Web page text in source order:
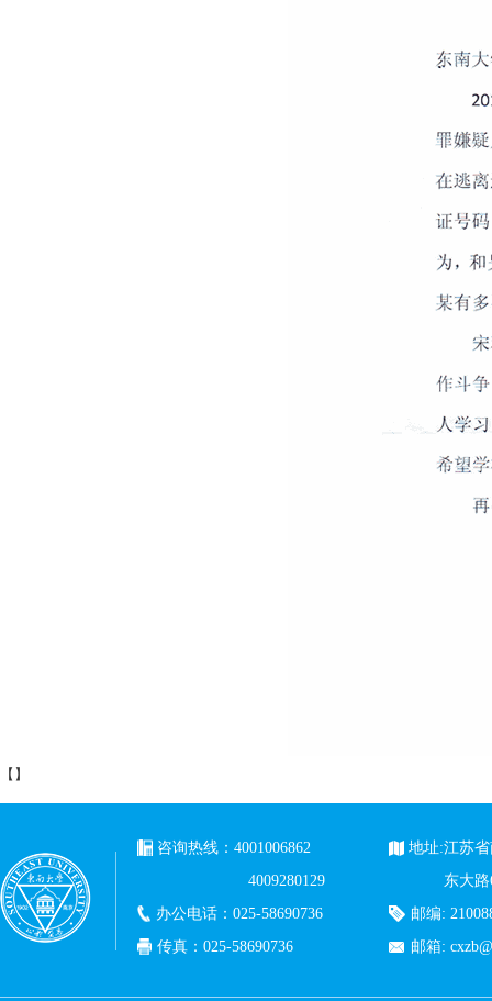
【 】
咨询热线：4001006862
4009280129
办公电话：025-58690736
传真：025-58690736
地址:江苏
东大
邮编:
邮箱: